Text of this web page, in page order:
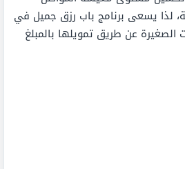
لذا يسعى برنامج باب رزق جميل في
عن طريق تمويلها بالمبلغ